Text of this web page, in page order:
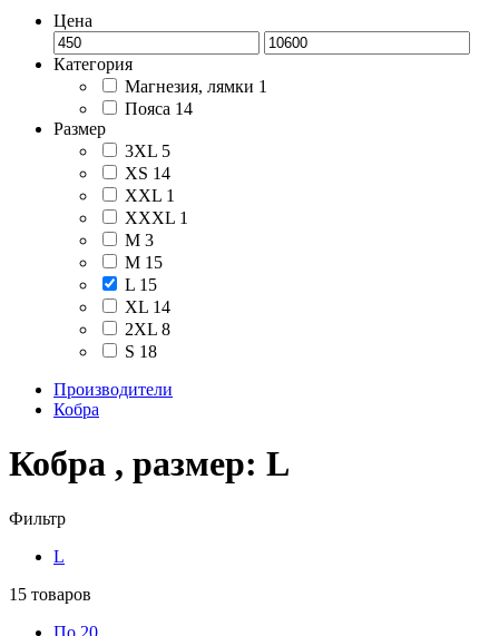
Цена
Категория
Магнезия, лямки 1
Пояса 14
Размер
3XL 5
XS 14
XXL 1
XXXL 1
М 3
M 15
L 15
XL 14
2XL 8
S 18
Производители
Кобра
Кобра , размер: L
Фильтр
L
15 товаров
По 20